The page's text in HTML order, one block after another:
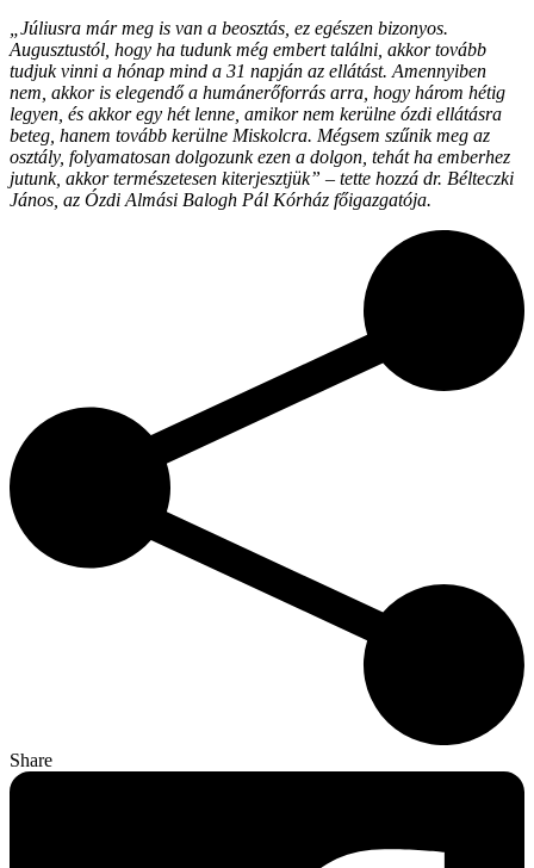
„Júliusra már meg is van a beosztás, ez egészen bizonyos.
Augusztustól, hogy ha tudunk még embert találni, akkor tovább
tudjuk vinni a hónap mind a 31 napján az ellátást. Amennyiben
nem, akkor is elegendő a humánerőforrás arra, hogy három hétig
legyen, és akkor egy hét lenne, amikor nem kerülne ózdi ellátásra
beteg, hanem tovább kerülne Miskolcra. Mégsem szűnik meg az
osztály, folyamatosan dolgozunk ezen a dolgon, tehát ha emberhez
jutunk, akkor természetesen kiterjesztjük” – tette hozzá dr. Bélteczki
János, az Ózdi Almási Balogh Pál Kórház főigazgatója.
Share